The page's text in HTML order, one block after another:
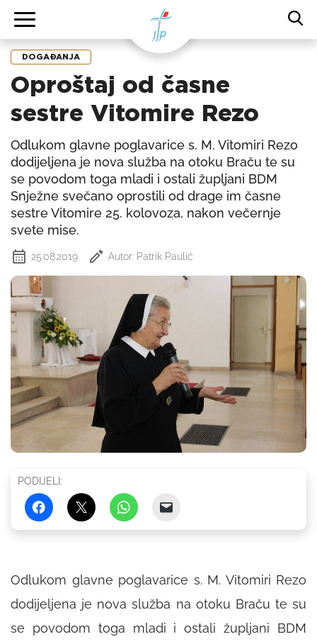
DOGAĐANJA
Oproštaj od časne
sestre Vitomire Rezo
Odlukom glavne poglavarice s. M. Vitomiri Rezo
dodijeljena je nova služba na otoku Braču te su
se povodom toga mladi i ostali župljani BDM
Snježne svečano oprostili od drage im časne
sestre Vitomire 25. kolovoza, nakon večernje
svete mise.
25.08.2019 Autor: Patrik Paulić
PODIJELI:
Odlukom glavne poglavarice s. M. Vitomiri Rezo
dodijeljena je nova služba na otoku Braču te su
se povodom toga mladi i ostali župljani BDM